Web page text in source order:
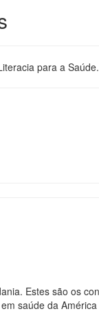
para a Saúde.
Estes são os
saúde da